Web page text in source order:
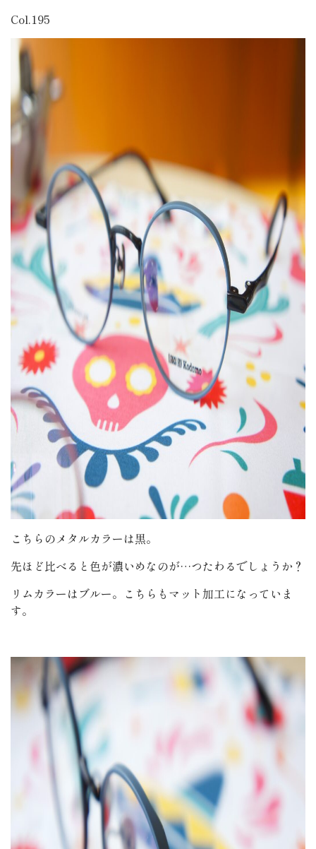
Col.195
こちらのメタルカラーは黒。
先ほど比べると色が濃いめなのが…つたわるでしょうか？
リムカラーはブルー。こちらもマット加工になっていま
す。